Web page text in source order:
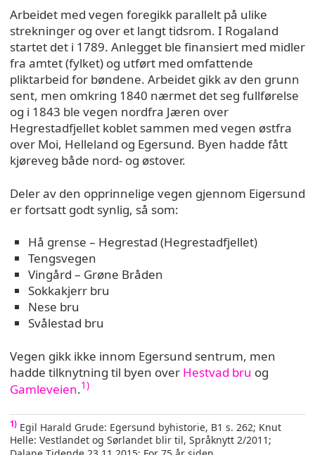
Arbeidet med vegen foregikk parallelt på ulike
strekninger og over et langt tidsrom. I Rogaland
startet det i 1789. Anlegget ble finansiert med midler
fra amtet (fylket) og utført med omfattende
pliktarbeid for bøndene. Arbeidet gikk av den grunn
sent, men omkring 1840 nærmet det seg fullførelse
og i 1843 ble vegen nordfra Jæren over
Hegrestadfjellet koblet sammen med vegen østfra
over Moi, Helleland og Egersund. Byen hadde fått
kjøreveg både nord- og østover.
Deler av den opprinnelige vegen gjennom Eigersund
er fortsatt godt synlig, så som:
Hå grense – Hegrestad (Hegrestadfjellet)
Tengsvegen
Vingård – Grøne Bråden
Sokkakjerr bru
Nese bru
Svålestad bru
Vegen gikk ikke innom Egersund sentrum, men
hadde tilknytning til byen over Hestvad bru og
Gamleveien.1)
1) Egil Harald Grude: Egersund byhistorie, B1 s. 262; Knut
Helle: Vestlandet og Sørlandet blir til, Språknytt 2/2011;